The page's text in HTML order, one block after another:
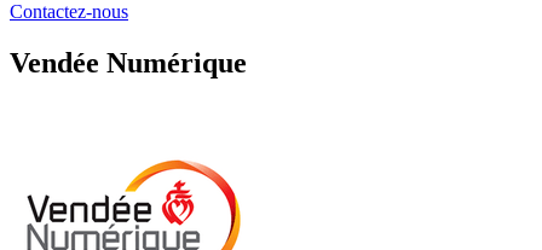
Contactez-nous
Vendée Numérique